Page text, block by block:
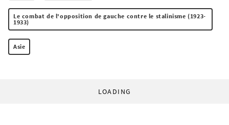
Le combat de l'opposition de gauche contre le stalinisme (1923-
1933)
Asie
LOADING